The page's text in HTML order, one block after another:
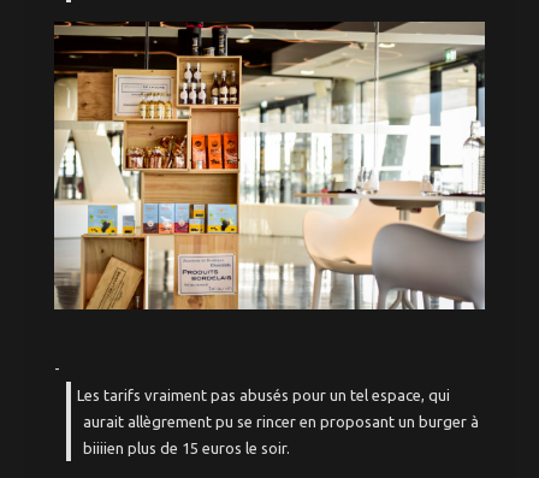
Les tarifs vraiment pas abusés pour un tel espace, qui
aurait allègrement pu se rincer en proposant un burger à
biiiien plus de 15 euros le soir.